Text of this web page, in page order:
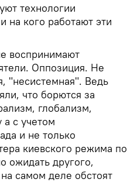
технологии
на кого работают эти
воспринимают
Оппозиция. Не
"несистемная". Ведь
что борются за
глобализм,
с учетом
и не только
киевского режима по
ожидать другого,
самом деле обстоят